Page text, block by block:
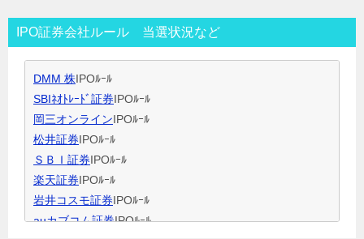
IPO当選のコツ（無理なく継続）
IPO閑散期、空白期間の過ごし方
IPO証券会社ルール 当選状況など
DMM 株IPOﾙｰﾙ
SBIﾈｵﾄﾚｰﾄﾞ証券IPOﾙｰﾙ
岡三オンラインIPOﾙｰﾙ
松井証券IPOﾙｰﾙ
ＳＢＩ証券IPOﾙｰﾙ
楽天証券IPOﾙｰﾙ
岩井コスモ証券IPOﾙｰﾙ
auカブコム証券IPOﾙｰﾙ